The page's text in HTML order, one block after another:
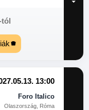
tól
13:00
Foro Italico
Olaszország, Róma